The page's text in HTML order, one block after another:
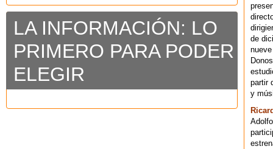
LA INFORMACIÓN: LO
PRIMERO PARA PODER
ELEGIR
de
partir
y